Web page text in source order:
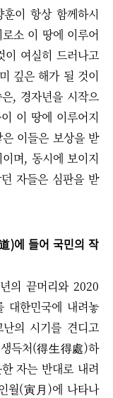
이 항상 함께하시
소 이 땅에 이루어
이 여실히 드러나고
깊은 해가 될 것이
, 경자년을 시작으
이 땅에 이루어지
이들은 보상을 받
며, 동시에 보이지
자들은 심판을 받
)에 들어 국민의 작
의 끝머리와 2020
대한민국에 내려놓
의 시기를 견디고
득처(得生得處)하
자는 반대로 내려
월(寅月)에 나타나